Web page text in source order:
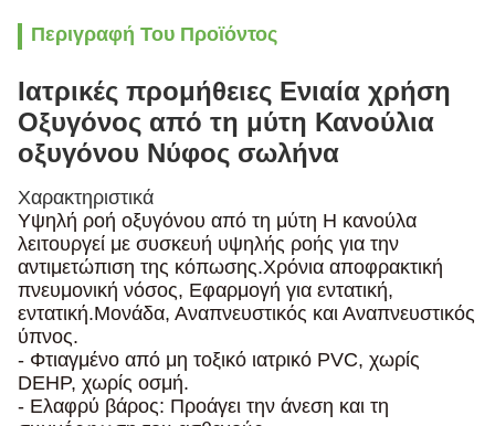
Περιγραφή Του Προϊόντος
Ιατρικές προμήθειες Ενιαία χρήση
Οξυγόνος από τη μύτη Κανούλια
οξυγόνου Νύφος σωλήνα
Χαρακτηριστικά
Υψηλή ροή οξυγόνου από τη μύτη Η κανούλα
λειτουργεί με συσκευή υψηλής ροής για την
αντιμετώπιση της κόπωσης.Χρόνια αποφρακτική
πνευμονική νόσος, Εφαρμογή για εντατική,
εντατική.Μονάδα, Αναπνευστικός και Αναπνευστικός
ύπνος.
- Φτιαγμένο από μη τοξικό ιατρικό PVC, χωρίς
DEHP, χωρίς οσμή.
- Ελαφρύ βάρος: Προάγει την άνεση και τη